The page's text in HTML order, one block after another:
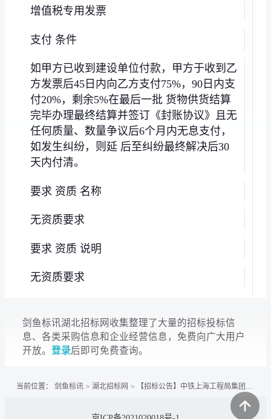
增值税专用发票
支付 条件
如甲方已收到建设单位付款，甲方于收到乙
方发票后45日内向乙方支付75%，90日内支
付20%，剩余5%在最后一批 货物供货结算
完毕办理最终结算并签订《封账协议》且无
任何质量、数量争议后6个月内无息支付，
如发生纠纷，则延 后至纠纷最终解决后30
天内付清。
要求 资质 名称
无资质要求
要求 资质 说明
无资质要求
剑鱼标讯湖北招标网收集整理了大量的招标投标信
息、各类采购信息和企业经营信息，免费向广大用户
开放。 登录后即可免费查询。
当前位置： 剑鱼标讯 > 湖北招标网 > 【招标公告】中铁上海工程局集团有限公司宜常铁路湖北段YCHBZQ-3标项目经理部一分部混凝土...